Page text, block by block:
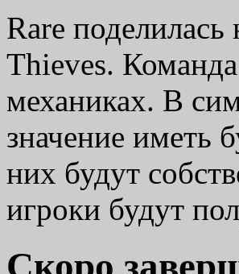
Rare
Thieves.
механиках. В
значение иметь
них будут
игроки будут